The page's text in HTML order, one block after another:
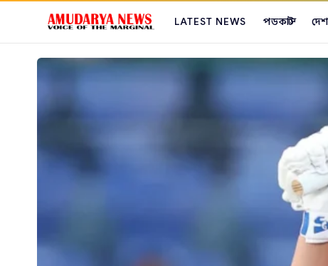
LATEST NEWS পডকাস্ট দেশ